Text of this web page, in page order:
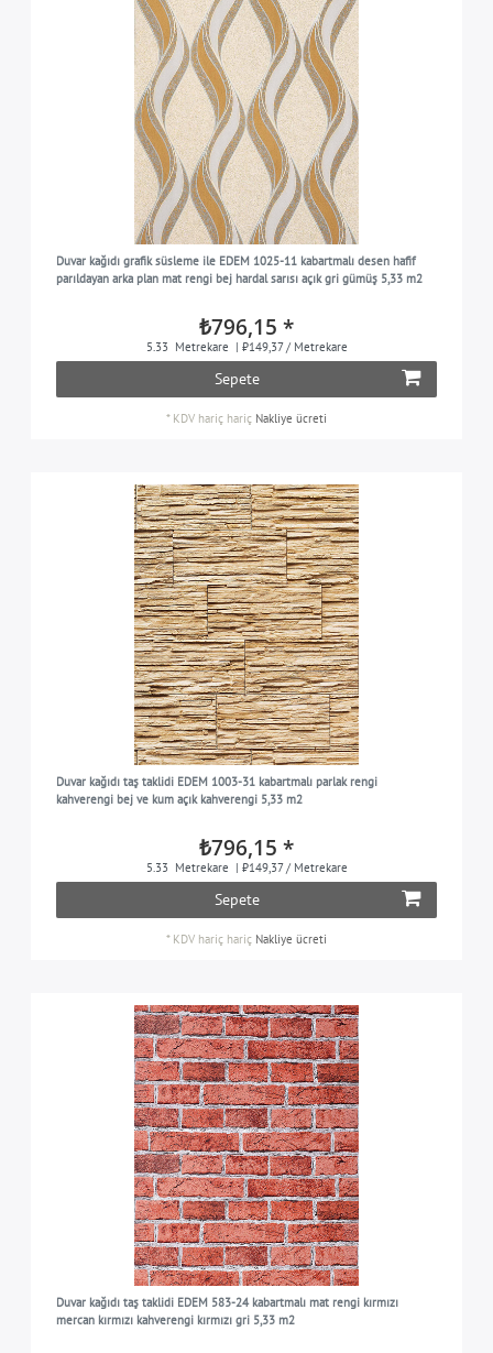
Duvar kağıdı grafik süsleme ile EDEM 1025-11 kabartmalı desen hafif
parıldayan arka plan mat rengi bej hardal sarısı açık gri gümüş 5,33 m2
₺796,15 *
5.33 Metrekare | ₺149,37 / Metrekare
Sepete
* KDV hariç hariç Nakliye ücreti
Duvar kağıdı taş taklidi EDEM 1003-31 kabartmalı parlak rengi
kahverengi bej ve kum açık kahverengi 5,33 m2
₺796,15 *
5.33 Metrekare | ₺149,37 / Metrekare
Sepete
* KDV hariç hariç Nakliye ücreti
Duvar kağıdı taş taklidi EDEM 583-24 kabartmalı mat rengi kırmızı
mercan kırmızı kahverengi kırmızı gri 5,33 m2